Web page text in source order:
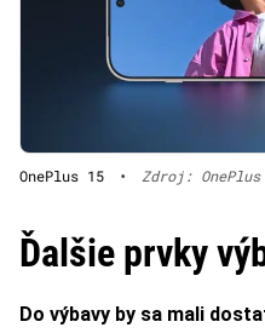
OnePlus 15 • Zdroj: OnePlus
Ďalšie prvky
Do výbavy by sa mali